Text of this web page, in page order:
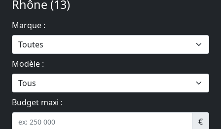
Rhône (13)
Marque :
Modèle :
Budget maxi :
€